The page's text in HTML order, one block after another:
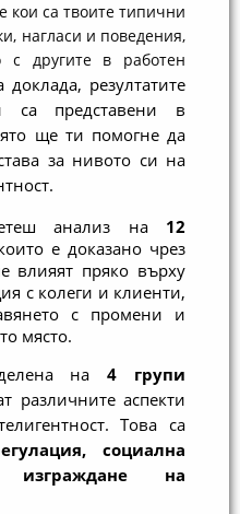
кои са твоите типични
нагласи и поведения,
с другите в работен
резултатите
ще ти помогне да
за нивото си на
анализ на 12
е доказано чрез
влияят пряко върху
с колеги и клиенти,
с промени и
място.
на 4 групи
различните аспекти
социална
изграждане на